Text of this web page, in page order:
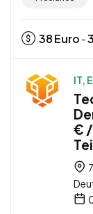
38Euro -
IT,
€ /